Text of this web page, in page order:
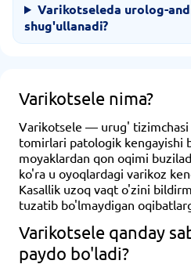
Varikotseleda urolog-
shug'ullanadi?
Varikotsele nima?
Varikotsele — urug' tizimchasi
tomirlari patologik kengayishi
moyaklardan qon oqimi
ko'ra u oyoqlardagi varikoz
Kasallik uzoq vaqt o'zini
tuzatib bo'lmaydigan
Varikotsele qanday
paydo bo'ladi?